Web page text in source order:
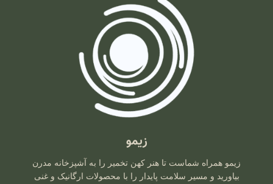
زیمو
زیمو همراه شماست تا هنر کهن تخمیر را به آشپزخانه مدرن
بیاورید و مسیر سلامت پایدار را با محصولات ارگانیک و غنی